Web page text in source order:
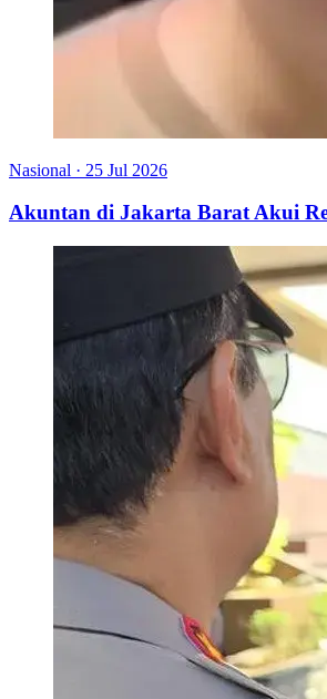
Nasional · 25 Jul 2026
Akuntan di Jakarta Barat Akui